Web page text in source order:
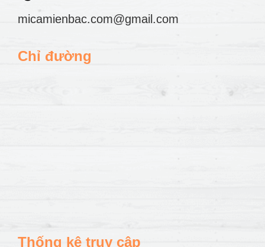
micamienbac.com@gmail.com
Chỉ đường
Thống kê truy cập